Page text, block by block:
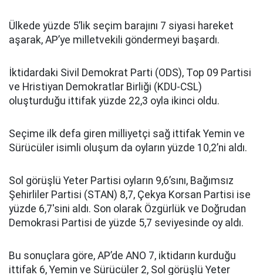
Ülkede yüzde 5’lik seçim barajını 7 siyasi hareket
aşarak, AP’ye milletvekili göndermeyi başardı.
İktidardaki Sivil Demokrat Parti (ODS), Top 09 Partisi
ve Hristiyan Demokratlar Birliği (KDU-CSL)
oluşturduğu ittifak yüzde 22,3 oyla ikinci oldu.
Seçime ilk defa giren milliyetçi sağ ittifak Yemin ve
Sürücüler isimli oluşum da oyların yüzde 10,2’ni aldı.
Sol görüşlü Yeter Partisi oyların 9,6’sını, Bağımsız
Şehirliler Partisi (STAN) 8,7, Çekya Korsan Partisi ise
yüzde 6,7'sini aldı. Son olarak Özgürlük ve Doğrudan
Demokrasi Partisi de yüzde 5,7 seviyesinde oy aldı.
Bu sonuçlara göre, AP’de ANO 7, iktidarın kurduğu
ittifak 6, Yemin ve Sürücüler 2, Sol görüşlü Yeter